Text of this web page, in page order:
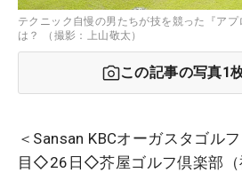
テクニック自慢の男たちが技を競った『ア
は？ （撮影：上山敬太）
この記事の写真1
＜Sansan KBCオーガスタゴル
目◇26日◇芥屋ゴルフ倶楽部